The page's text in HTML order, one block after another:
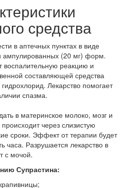
средства
в аптечных пунктах в виде
ампулированных (20 мг) форм.
воспалительную реакцию и
составляющей средства
Лекарство помогает
спазма.
в материнское молоко, мозг и
через слизистую
сроки. Эффект от терапии будет
часа. Разрушается лекарство в
с мочой.
Супрастина: